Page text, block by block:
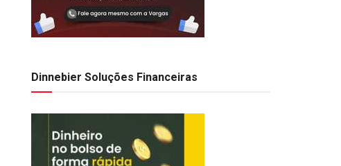
Dinnebier Soluções Financeiras